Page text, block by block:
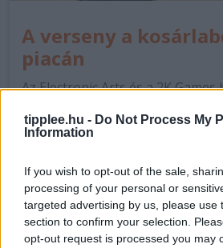
tipplee.hu - Do Not Process My
Information
If you wish to opt-out of the sale,
processing of your personal or
targeted advertising by us, please use
section to confirm your selection.
opt-out request is processed you may
A verseny a
piacán
Az Electronic Arts és a 2K Games
NCAA kosárlabda-játékok
megnyerte az NCAA
játék létrehozása,…
30 aug, 2025 ByRooby